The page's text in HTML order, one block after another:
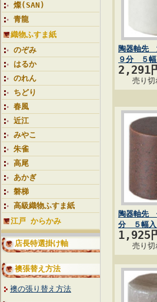
燦(SAN)
青龍
織物ふすま紙
のぞみ
はるか
のれん
ちどり
春風
近江
みやこ
朱雀
高尾
あかぎ
磐梯
高級織物ふすま紙
江戸 からかみ
店長特選掛け軸
襖張替え方法
襖の張り替え方法
陶器軸先
９分 ５幅
2,291
売り切
陶器軸先
分 ５幅入
1,925
売り切